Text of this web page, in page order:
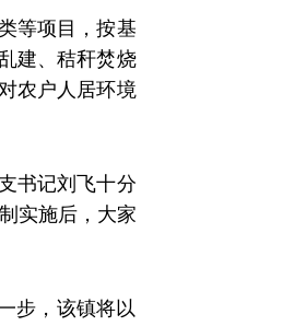
等项目，按基
建、秸秆焚烧
农户人居环境
书记刘飞十分
实施后，大家
步，该镇将以